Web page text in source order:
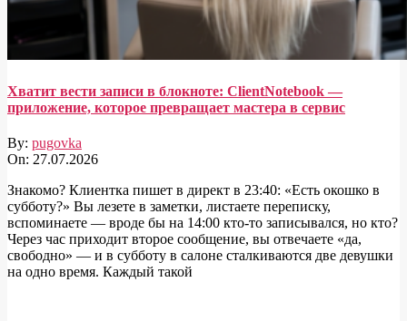
Хватит вести записи в блокноте: ClientNotebook —
приложение, которое превращает мастера в сервис
By: pugovka
On: 27.07.2026
Знакомо? Клиентка пишет в директ в 23:40: «Есть окошко в
субботу?» Вы лезете в заметки, листаете переписку,
вспоминаете — вроде бы на 14:00 кто-то записывался, но кто?
Через час приходит второе сообщение, вы отвечаете «да,
свободно» — и в субботу в салоне сталкиваются две девушки
на одно время. Каждый такой